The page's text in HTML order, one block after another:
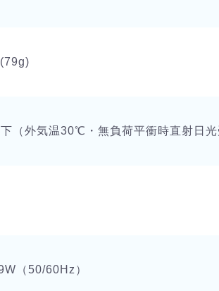
（外気温30℃・無負荷平衝時直射日光
（50/60Hz）